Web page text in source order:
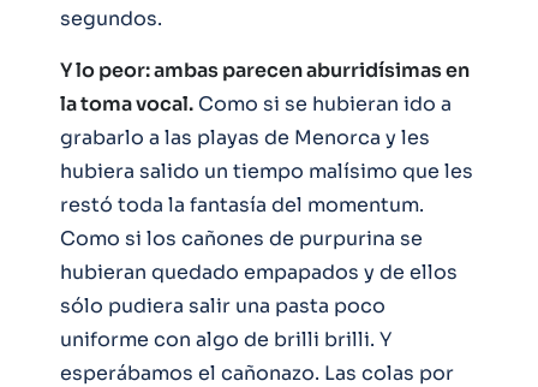
segundos.
Y lo peor: ambas parecen aburridísimas en
la toma vocal. Como si se hubieran ido a
grabarlo a las playas de Menorca y les
hubiera salido un tiempo malísimo que les
restó toda la fantasía del momentum.
Como si los cañones de purpurina se
hubieran quedado empapados y de ellos
sólo pudiera salir una pasta poco
uniforme con algo de brilli brilli. Y
esperábamos el cañonazo. Las colas por